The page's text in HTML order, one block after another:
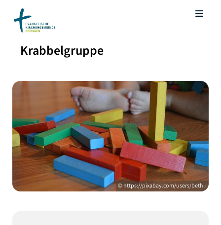
Krabbelgruppe
© https://pixabay.com/users/bethl-